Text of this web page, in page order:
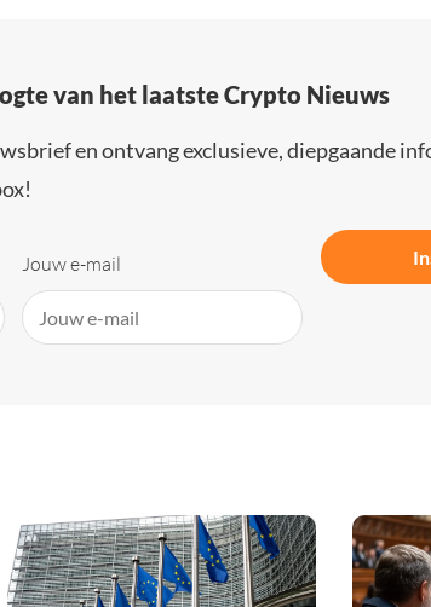
van het laatste Crypto Nieuws
en ontvang exclusieve, diepgaande
Jouw e-mail